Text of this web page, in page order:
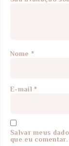
Nome *
E-mail*
Salvar meus
que eu comentar.